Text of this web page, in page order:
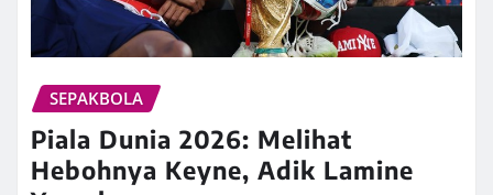
SEPAKBOLA
Piala Dunia 2026: Melihat
Hebohnya Keyne, Adik Lamine